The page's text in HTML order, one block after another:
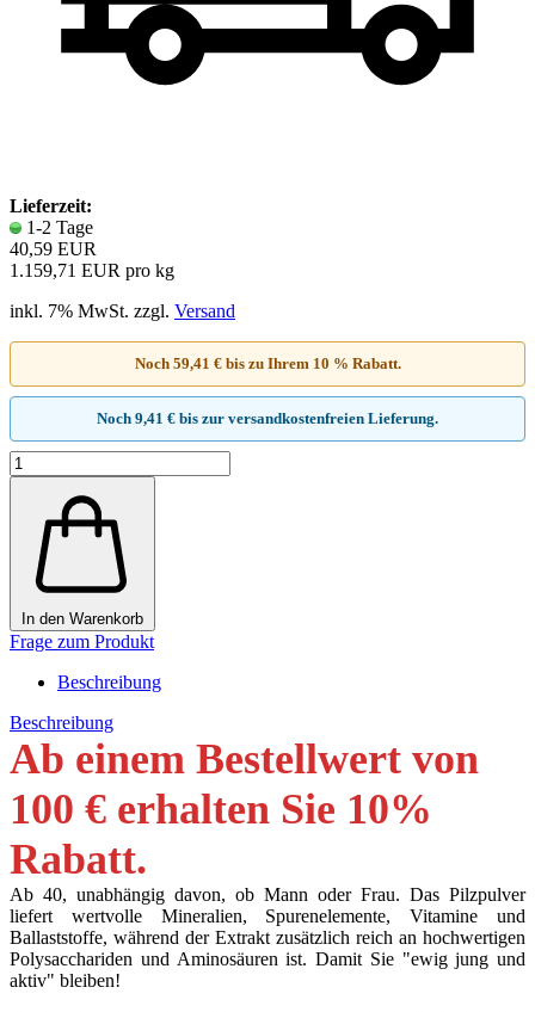
Lieferzeit:
1-2 Tage
40,59 EUR
1.159,71 EUR pro kg
inkl. 7% MwSt. zzgl. Versand
Noch 59,41 € bis zu Ihrem 10 % Rabatt.
Noch 9,41 € bis zur versandkostenfreien Lieferung.
In den Warenkorb
Frage zum Produkt
Beschreibung
Beschreibung
Ab einem Bestellwert von
100 € erhalten Sie 10%
Rabatt.
Ab 40, unabhängig davon, ob Mann oder Frau. Das Pilzpulver
liefert wertvolle Mineralien, Spurenelemente, Vitamine und
Ballaststoffe, während der Extrakt zusätzlich reich an hochwertigen
Polysacchariden und Aminosäuren ist. Damit Sie "ewig jung und
aktiv" bleiben!